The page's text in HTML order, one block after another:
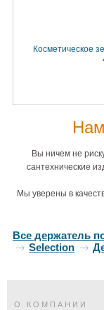
Косметическое
Вы ничем не
сантехнические
Мы уверены в
Все держатель
Selection
О КОМПАНИИ